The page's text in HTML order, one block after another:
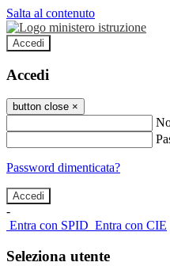
Salta al contenuto
Accedi
Accedi
button close ×
Password dimenticata?
-
Entra con SPID Entra con CIE
Seleziona utente